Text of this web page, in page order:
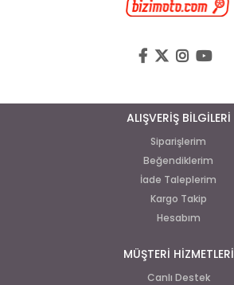
ALIŞVERİŞ BİLGİLERİ
Siparişlerim
Beğendiklerim
İade Taleplerim
Kargo Takip
Hesabım
MÜŞTERİ HİZMETLERİ
Canlı Destek